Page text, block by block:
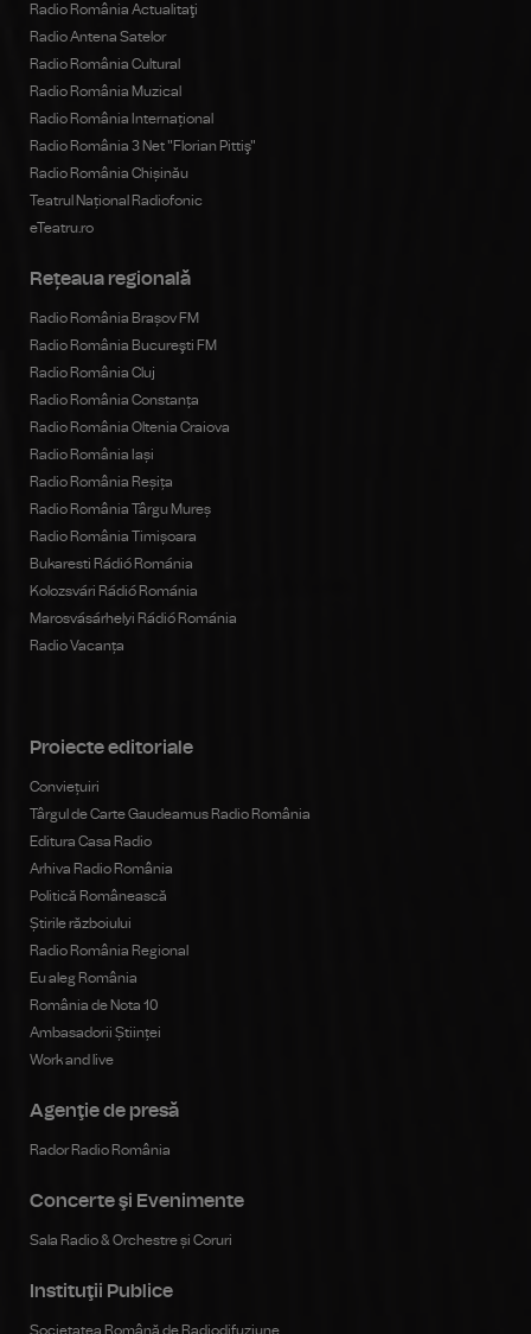
Radio România Actualitaţi
Radio Antena Satelor
Radio România Cultural
Radio România Muzical
Radio România Internațional
Radio România 3 Net "Florian Pittiş"
Radio România Chișinău
Teatrul Național Radiofonic
eTeatru.ro
Rețeaua regională
Radio România Brașov FM
Radio România Bucureşti FM
Radio România Cluj
Radio România Constanța
Radio România Oltenia Craiova
Radio România Iași
Radio România Reșița
Radio România Târgu Mureș
Radio România Timișoara
Bukaresti Rádió Románia
Kolozsvári Rádió Románia
Marosvásárhelyi Rádió Románia
Radio Vacanța
Proiecte editoriale
Conviețuiri
Târgul de Carte Gaudeamus Radio România
Editura Casa Radio
Arhiva Radio România
Politică Românească
Știrile războiului
Radio România Regional
Eu aleg România
România de Nota 10
Ambasadorii Științei
Work and live
Agenţie de presă
Rador Radio România
Concerte şi Evenimente
Sala Radio & Orchestre și Coruri
Instituţii Publice
Societatea Română de Radiodifuziune